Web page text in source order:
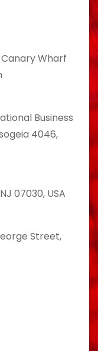
Wharf
Business
4046,
07030, USA
Street,